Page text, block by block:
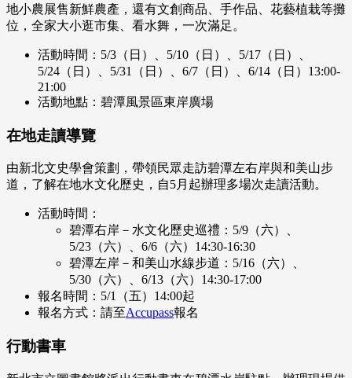
地小農展售新鮮農產，還有文創商品、手作品、花藝植栽等攤
位，全家大小逛市集、看水舞，一次滿足。
活動時間：5/3（日）、5/10（日）、5/17（日）、
5/24（日）、5/31（日）、6/7（日）、6/14（日）13:00-
21:00
活動地點：碧潭風景區東岸廣場
在地走讀導覽
由新北文史學會策劃，帶領民眾走訪碧潭左右岸與和美山步
道，了解在地水文化歷史，自5月起辦理多場次走讀活動。
活動時間：
碧潭右岸－水文化歷史巡禮：5/9（六）、
5/23（六）、6/6（六）14:30-16:30
碧潭左岸－和美山水線步道：5/16（六）、
5/30（六）、6/13（六）14:30-17:00
報名時間：5/1（五）14:00起
報名方式：請至Accupass報名
行動書車